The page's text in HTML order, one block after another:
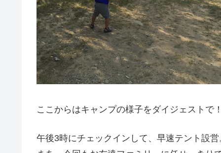
ここからはキャンプの様子をダイジェストで
午後3時にチェックインして、早速テント設営